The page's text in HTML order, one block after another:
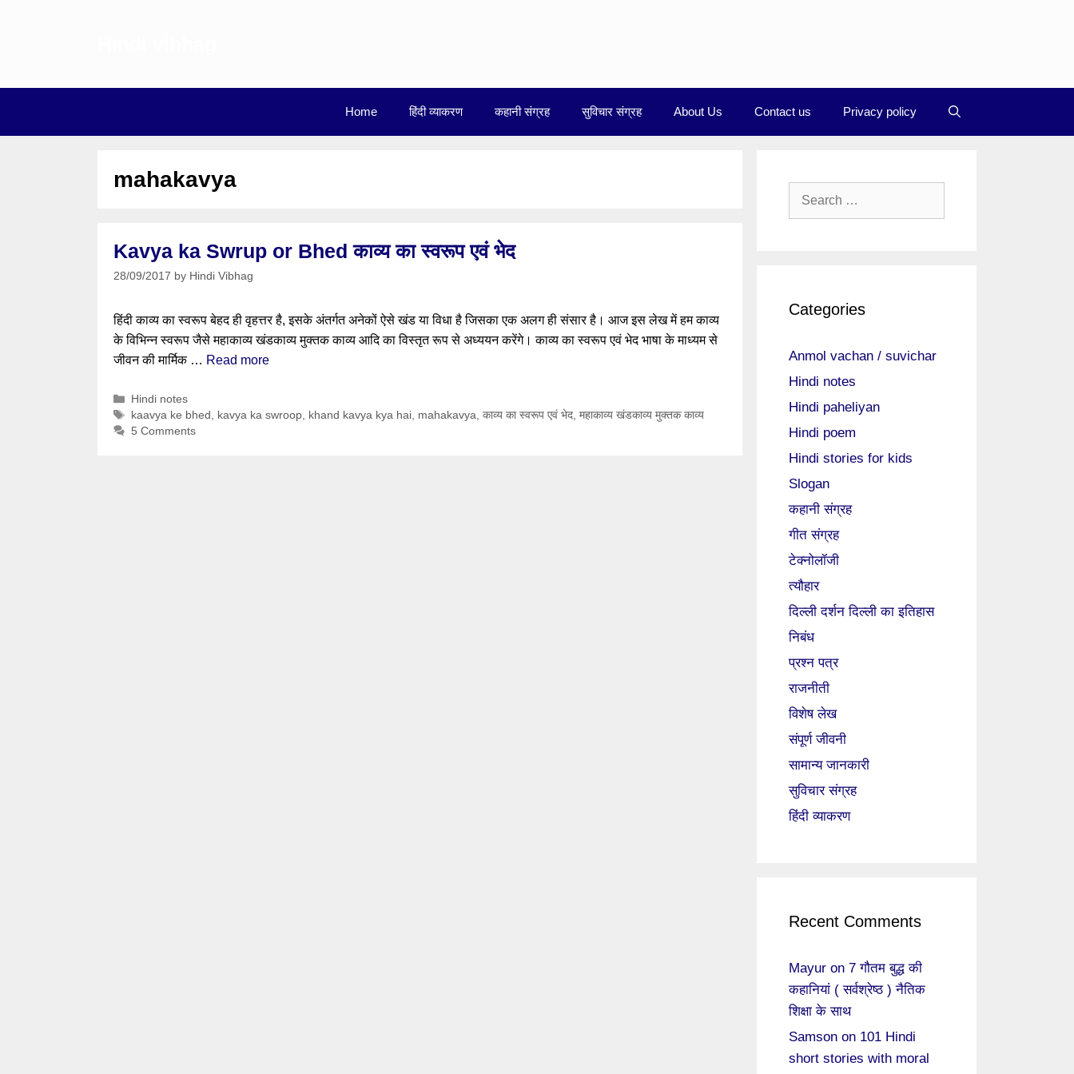
Home हिंदी व्याकरण कहानी संग्रह सुविचार संग्रह About Us Contact us Privacy policy
mahakavya
Kavya ka Swrup or Bhed काव्य का स्वरूप एवं भेद
28/09/2017 by Hindi Vibhag
हिंदी काव्य का स्वरूप बेहद ही वृहत्तर है, इसके अंतर्गत अनेकों ऐसे खंड या विधा है जिसका एक अलग ही संसार है। आज इस लेख में हम काव्य
के विभिन्न स्वरूप जैसे महाकाव्य खंडकाव्य मुक्तक काव्य आदि का विस्तृत रूप से अध्ययन करेंगे। काव्य का स्वरूप एवं भेद भाषा के माध्यम से
जीवन की मार्मिक … Read more
Categories
Hindi notes
Tags
kaavya ke bhed kavya ka swroop, khand kavya kya hai, mahakavya काव्य का स्वरूप एवं भेद, महाकाव्य खंडकाव्य मुक्तक काव्य
5 Comments
Search
Categories
Anmol vachan / suvichar
Hindi notes
Hindi paheliyan
Hindi poem
Hindi stories for kids
Slogan
कहानी संग्रह
गीत संग्रह
टेक्नोलॉजी
त्यौहार
दिल्ली दर्शन दिल्ली का इतिहास
निबंध
प्रश्न पत्र
राजनीती
विशेष लेख
संपूर्ण जीवनी
सामान्य जानकारी
सुविचार संग्रह
हिंदी व्याकरण
Recent Comments
Mayur on 7 गौतम बुद्ध की
कहानियां ( सर्वश्रेष्ठ ) नैतिक
शिक्षा के साथ
Samson on 101 Hindi
short stories with moral